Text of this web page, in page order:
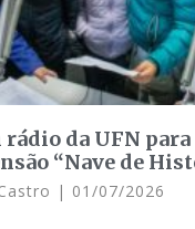
da UFN para
“Nave de
01/07/2026